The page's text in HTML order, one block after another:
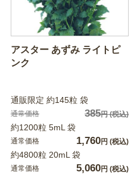
アスター あずみ ライトピ
ンク
通販限定 約145粒 袋
通常価格 385円(税込)
約1200粒 5mL 袋
通常価格 1,760円 (税込)
約4800粒 20mL 袋
通常価格 5,060円 (税込)